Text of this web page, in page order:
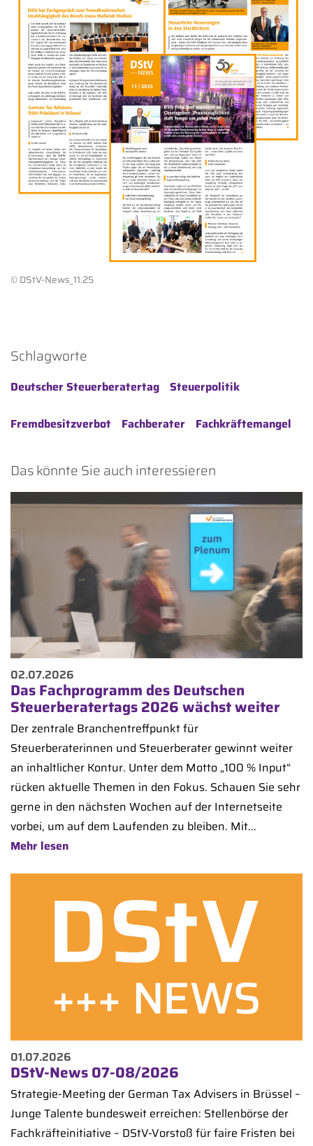
© DStV-News_11.25
Schlagworte
Deutscher Steuerberatertag Steuerpolitik
Fremdbesitzverbot Fachberater Fachkräftemangel
Das könnte Sie auch interessieren
02.07.2026
Das Fachprogramm des Deutschen
Steuerberatertags 2026 wächst weiter
Der zentrale Branchentreffpunkt für
Steuerberaterinnen und Steuerberater gewinnt weiter
an inhaltlicher Kontur. Unter dem Motto „100 % Input“
rücken aktuelle Themen in den Fokus. Schauen Sie sehr
gerne in den nächsten Wochen auf der Internetseite
vorbei, um auf dem Laufenden zu bleiben. Mit...
Mehr lesen
01.07.2026
DStV-News 07-08/2026
Strategie-Meeting der German Tax Advisers in Brüssel –
Junge Talente bundesweit erreichen: Stellenbörse der
Fachkräfteinitiative – DStV-Vorstoß für faire Fristen bei